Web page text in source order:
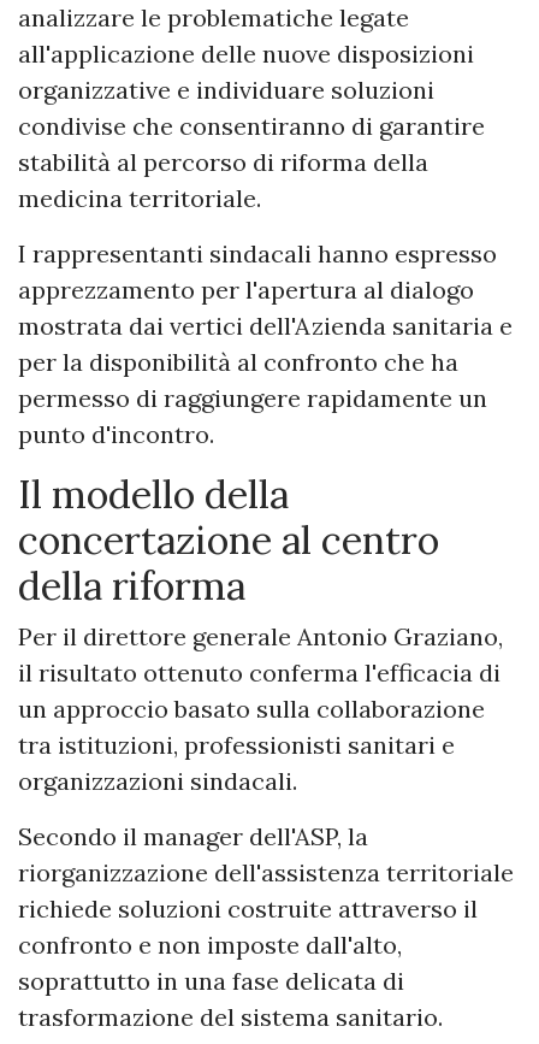
analizzare le problematiche legate
all'applicazione delle nuove disposizioni
organizzative e individuare soluzioni
condivise che consentiranno di garantire
stabilità al percorso di riforma della
medicina territoriale.
I rappresentanti sindacali hanno espresso
apprezzamento per l'apertura al dialogo
mostrata dai vertici dell'Azienda sanitaria e
per la disponibilità al confronto che ha
permesso di raggiungere rapidamente un
punto d'incontro.
Il modello della
concertazione al centro
della riforma
Per il direttore generale Antonio Graziano,
il risultato ottenuto conferma l'efficacia di
un approccio basato sulla collaborazione
tra istituzioni, professionisti sanitari e
organizzazioni sindacali.
Secondo il manager dell'ASP, la
riorganizzazione dell'assistenza territoriale
richiede soluzioni costruite attraverso il
confronto e non imposte dall'alto,
soprattutto in una fase delicata di
trasformazione del sistema sanitario.